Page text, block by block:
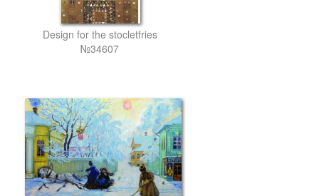
Design for the stocletfries
№34607